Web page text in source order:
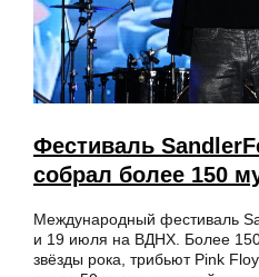
Фестиваль
собрал более 150
Международный фестиваль
и 19 июля на ВДНХ. Более 150
звёзды рока, трибьют Pink